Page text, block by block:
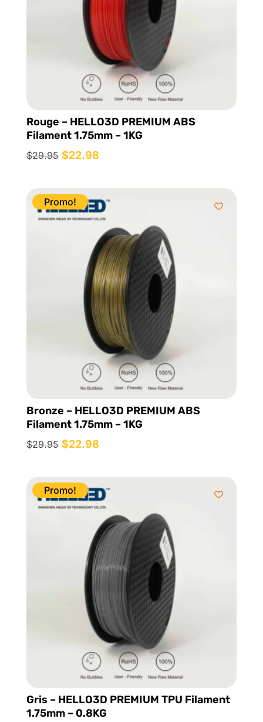
Rouge – HELLO3D PREMIUM ABS
Filament 1.75mm – 1KG
$29.95 Le
initial
était :
$29.95.
$22.98Le
actuel
est :
$22.98.
Promo!
Bronze – HELLO3D PREMIUM ABS
Filament 1.75mm – 1KG
$29.95 Le
initial
était :
$29.95.
$22.98Le
actuel
est :
$22.98.
Promo!
Gris – HELLO3D PREMIUM TPU Filament
1.75mm – 0.8KG